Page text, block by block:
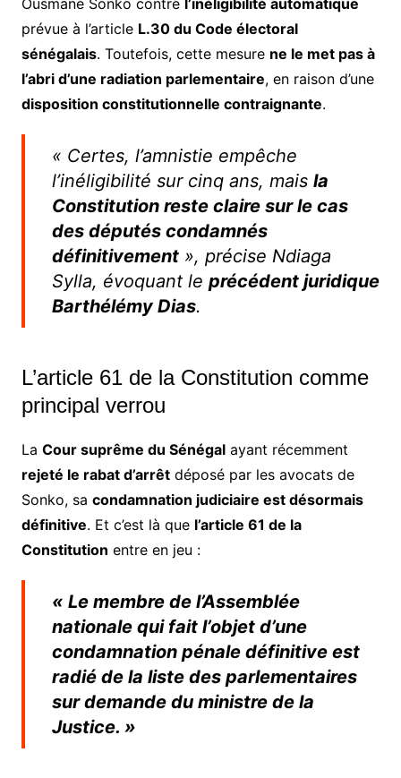
Ousmane Sonko contre l’inéligibilité automatique
prévue à l’article L.30 du Code électoral
sénégalais. Toutefois, cette mesure ne le met pas à
l’abri d’une radiation parlementaire, en raison d’une
disposition constitutionnelle contraignante.
« Certes, l’amnistie empêche
l’inéligibilité sur cinq ans, mais la
Constitution reste claire sur le cas
des députés condamnés
définitivement», précise Ndiaga
Sylla, évoquant le précédent juridique
Barthélémy Dias.
L’article 61 de la Constitution comme
principal verrou
La Cour suprême du Sénégalayant récemment
rejeté le rabat d’arrêtdéposé par les avocats de
Sonko, sa condamnation judiciaire est désormais
définitive. Et c’est là que l’article 61 de la
Constitution entre en jeu :
« Le membre de l’Assemblée
nationale qui fait l’objet d’une
condamnation pénale définitive est
radié de la liste des parlementaires
sur demande du ministre de la
Justice. »